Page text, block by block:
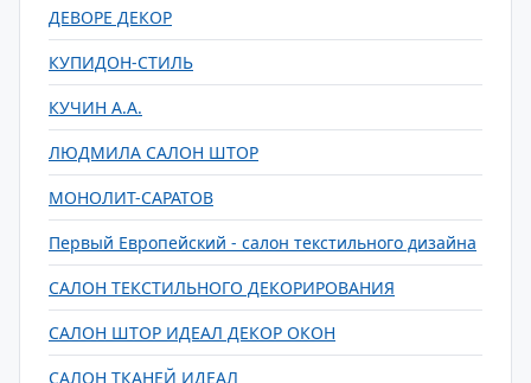
ДЕВОРЕ ДЕКОР
КУПИДОН-СТИЛЬ
КУЧИН А.А.
ЛЮДМИЛА САЛОН ШТОР
МОНОЛИТ-САРАТОВ
Первый Европейский - салон текстильного дизайна
САЛОН ТЕКСТИЛЬНОГО ДЕКОРИРОВАНИЯ
САЛОН ШТОР ИДЕАЛ ДЕКОР ОКОН
САЛОН ТКАНЕЙ ИДЕАЛ